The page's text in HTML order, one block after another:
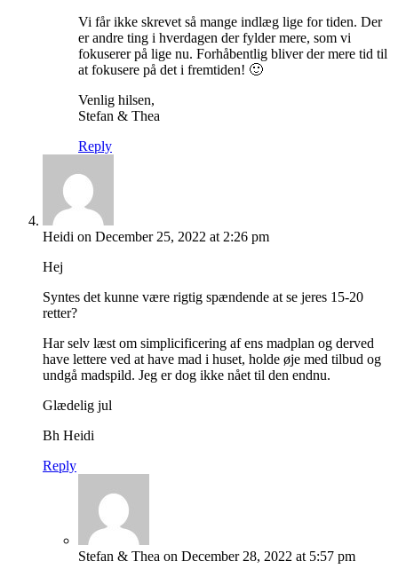
Vi får ikke skrevet så mange indlæg lige for tiden. Der
er andre ting i hverdagen der fylder mere, som vi
fokuserer på lige nu. Forhåbentlig bliver der mere tid til
at fokusere på det i fremtiden! 🙂
Venlig hilsen,
Stefan & Thea
Reply
Heidi on December 25, 2022 at 2:26 pm
Hej
Syntes det kunne være rigtig spændende at se jeres 15-20
retter?
Har selv læst om simplicificering af ens madplan og derved
have lettere ved at have mad i huset, holde øje med tilbud og
undgå madspild. Jeg er dog ikke nået til den endnu.
Glædelig jul
Bh Heidi
Reply
Stefan & Thea on December 28, 2022 at 5:57 pm